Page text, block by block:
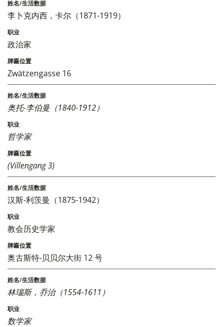
李卜克内西，卡尔（1871-1919）
政治家
Zwätzengasse 16
奥托-李伯曼（1840-1912）
哲学家
(Villengang 3)
汉斯-利茨曼（1875-1942）
教会历史学家
奥古斯特-贝贝尔大街 12 号
林瑙斯，乔治（1554-1611）
数学家